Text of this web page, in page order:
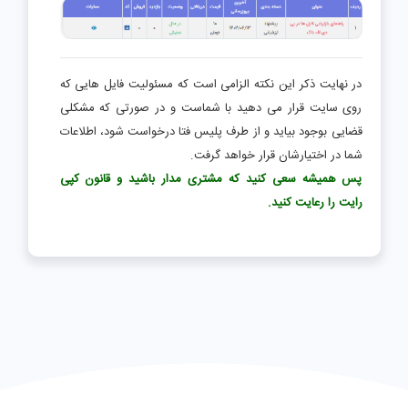
در نهایت ذکر این نکته الزامی است که مسئولیت فایل هایی که
روی سایت قرار می دهید با شماست و در صورتی که مشکلی
قضایی بوجود بیاید و از طرف پلیس فتا درخواست شود، اطلاعات
شما در اختیارشان قرار خواهد گرفت.
پس همیشه سعی کنید که مشتری مدار باشید و قانون کپی
رایت را رعایت کنید.